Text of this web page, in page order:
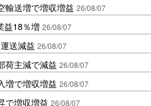
輸送増で増収増益 26/08/07
益18％増 26/08/07
送減益 26/08/07
荷主減で減益 26/08/07
増で増収増益 26/08/07
で増収増益 26/08/07